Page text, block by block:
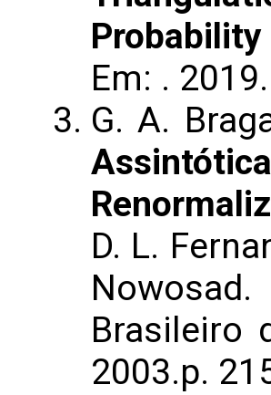
Em: .
G. A.
D. L.
Brasileiro
2003.p.